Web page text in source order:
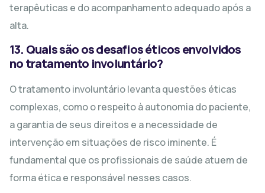
terapêuticas e do acompanhamento adequado após a
alta.
13. Quais são os desafios éticos envolvidos
no tratamento involuntário?
O tratamento involuntário levanta questões éticas
complexas, como o respeito à autonomia do paciente,
a garantia de seus direitos e a necessidade de
intervenção em situações de risco iminente. É
fundamental que os profissionais de saúde atuem de
forma ética e responsável nesses casos.